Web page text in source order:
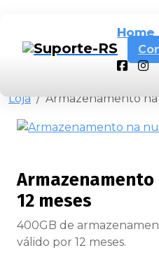
Home
Loja Armazenamento na
Armazenamento
12 meses
400GB de
válido por 12 meses.